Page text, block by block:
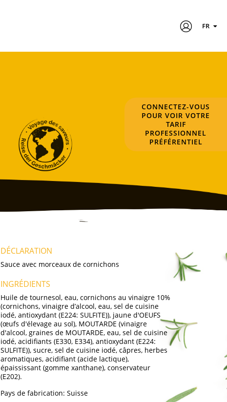
FR
CONNECTEZ-VOUS
POUR VOIR VOTRE
TARIF
PROFESSIONNEL
PRÉFÉRENTIEL
DÉCLARATION
Sauce avec morceaux de cornichons
INGRÉDIENTS
Huile de tournesol, eau, cornichons au vinaigre 10%
(cornichons, vinaigre d’alcool, eau, sel de cuisine
iodé, antioxydant (E224: SULFITE)), jaune d'OEUFS
(œufs d'élevage au sol), MOUTARDE (vinaigre
d'alcool, graines de MOUTARDE, eau, sel de cuisine
iodé, acidifiants (E330, E334), antioxydant (E224:
SULFITE)), sucre, sel de cuisine iodé, câpres, herbes
aromatiques, acidifiant (acide lactique),
épaississant (gomme xanthane), conservateur
(E202).
Pays de fabrication: Suisse